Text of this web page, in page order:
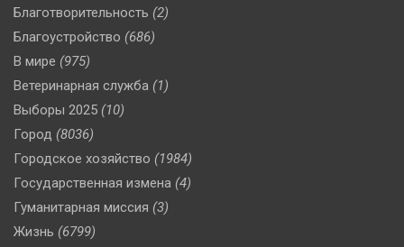
Благотворительность (2)
Благоустройство (686)
В мире (975)
Ветеринарная служба (1)
Выборы 2025 (10)
Город (8036)
Городское хозяйство (1984)
Государственная измена (4)
Гуманитарная миссия (3)
Жизнь (6799)